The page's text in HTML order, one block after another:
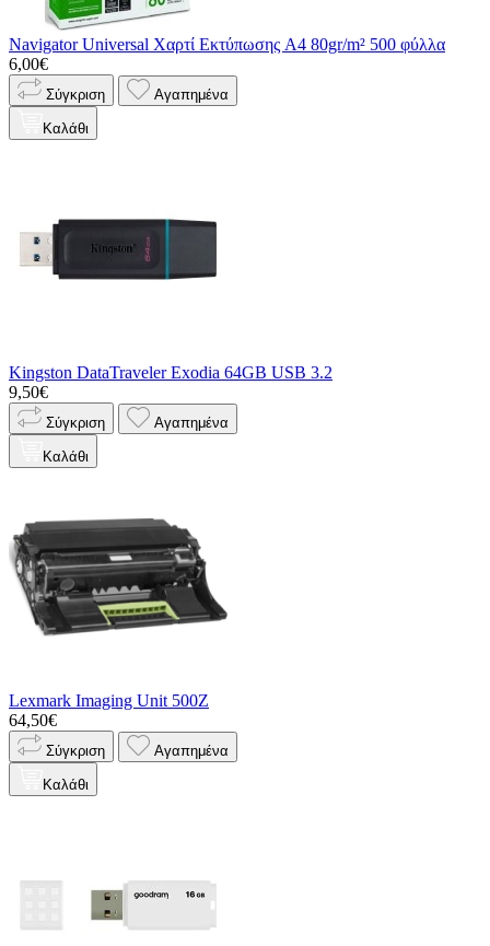
Navigator Universal Χαρτί Εκτύπωσης A4 80gr/m² 500 φύλλα
6,00€
Σύγκριση Αγαπημένα
Καλάθι
Kingston DataTraveler Exodia 64GB USB 3.2
9,50€
Σύγκριση Αγαπημένα
Καλάθι
Lexmark Imaging Unit 500Z
64,50€
Σύγκριση Αγαπημένα
Καλάθι